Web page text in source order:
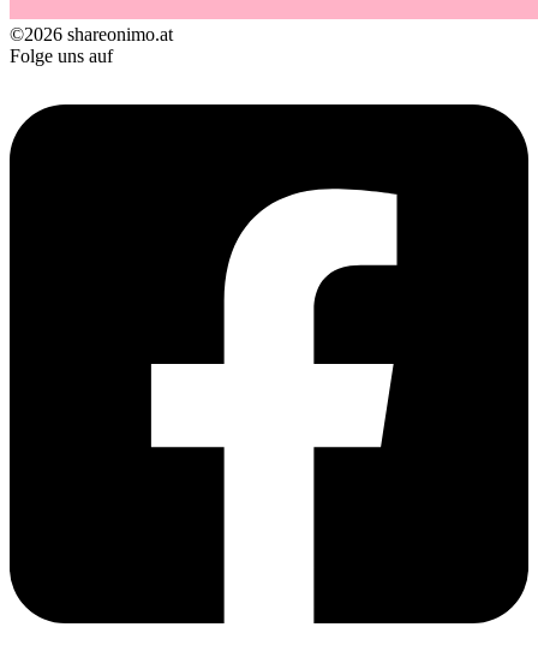
©2026 shareonimo.at
Folge uns auf